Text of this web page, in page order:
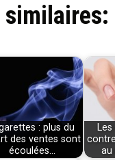
: plus du
des ventes sont
écoulées…
au